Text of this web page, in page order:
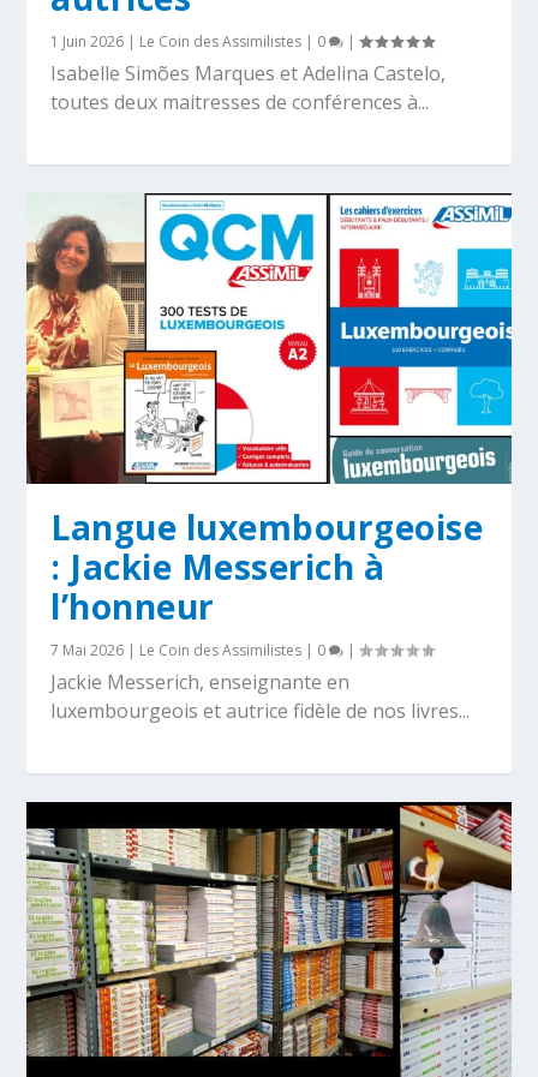
1 Juin 2026 | Le Coin des Assimilistes | 0 |
Isabelle Simões Marques et Adelina Castelo,
toutes deux maitresses de conférences à...
Langue luxembourgeoise
: Jackie Messerich à
l’honneur
7 Mai 2026 | Le Coin des Assimilistes | 0 |
Jackie Messerich, enseignante en
luxembourgeois et autrice fidèle de nos livres...